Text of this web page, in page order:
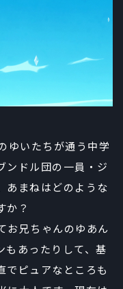
ゆいたちが通う中学
ンドル団の一員・ジ
あまねはどのような
か？
お兄ちゃんのゆあん
もあったりして、基
でピュアなところも